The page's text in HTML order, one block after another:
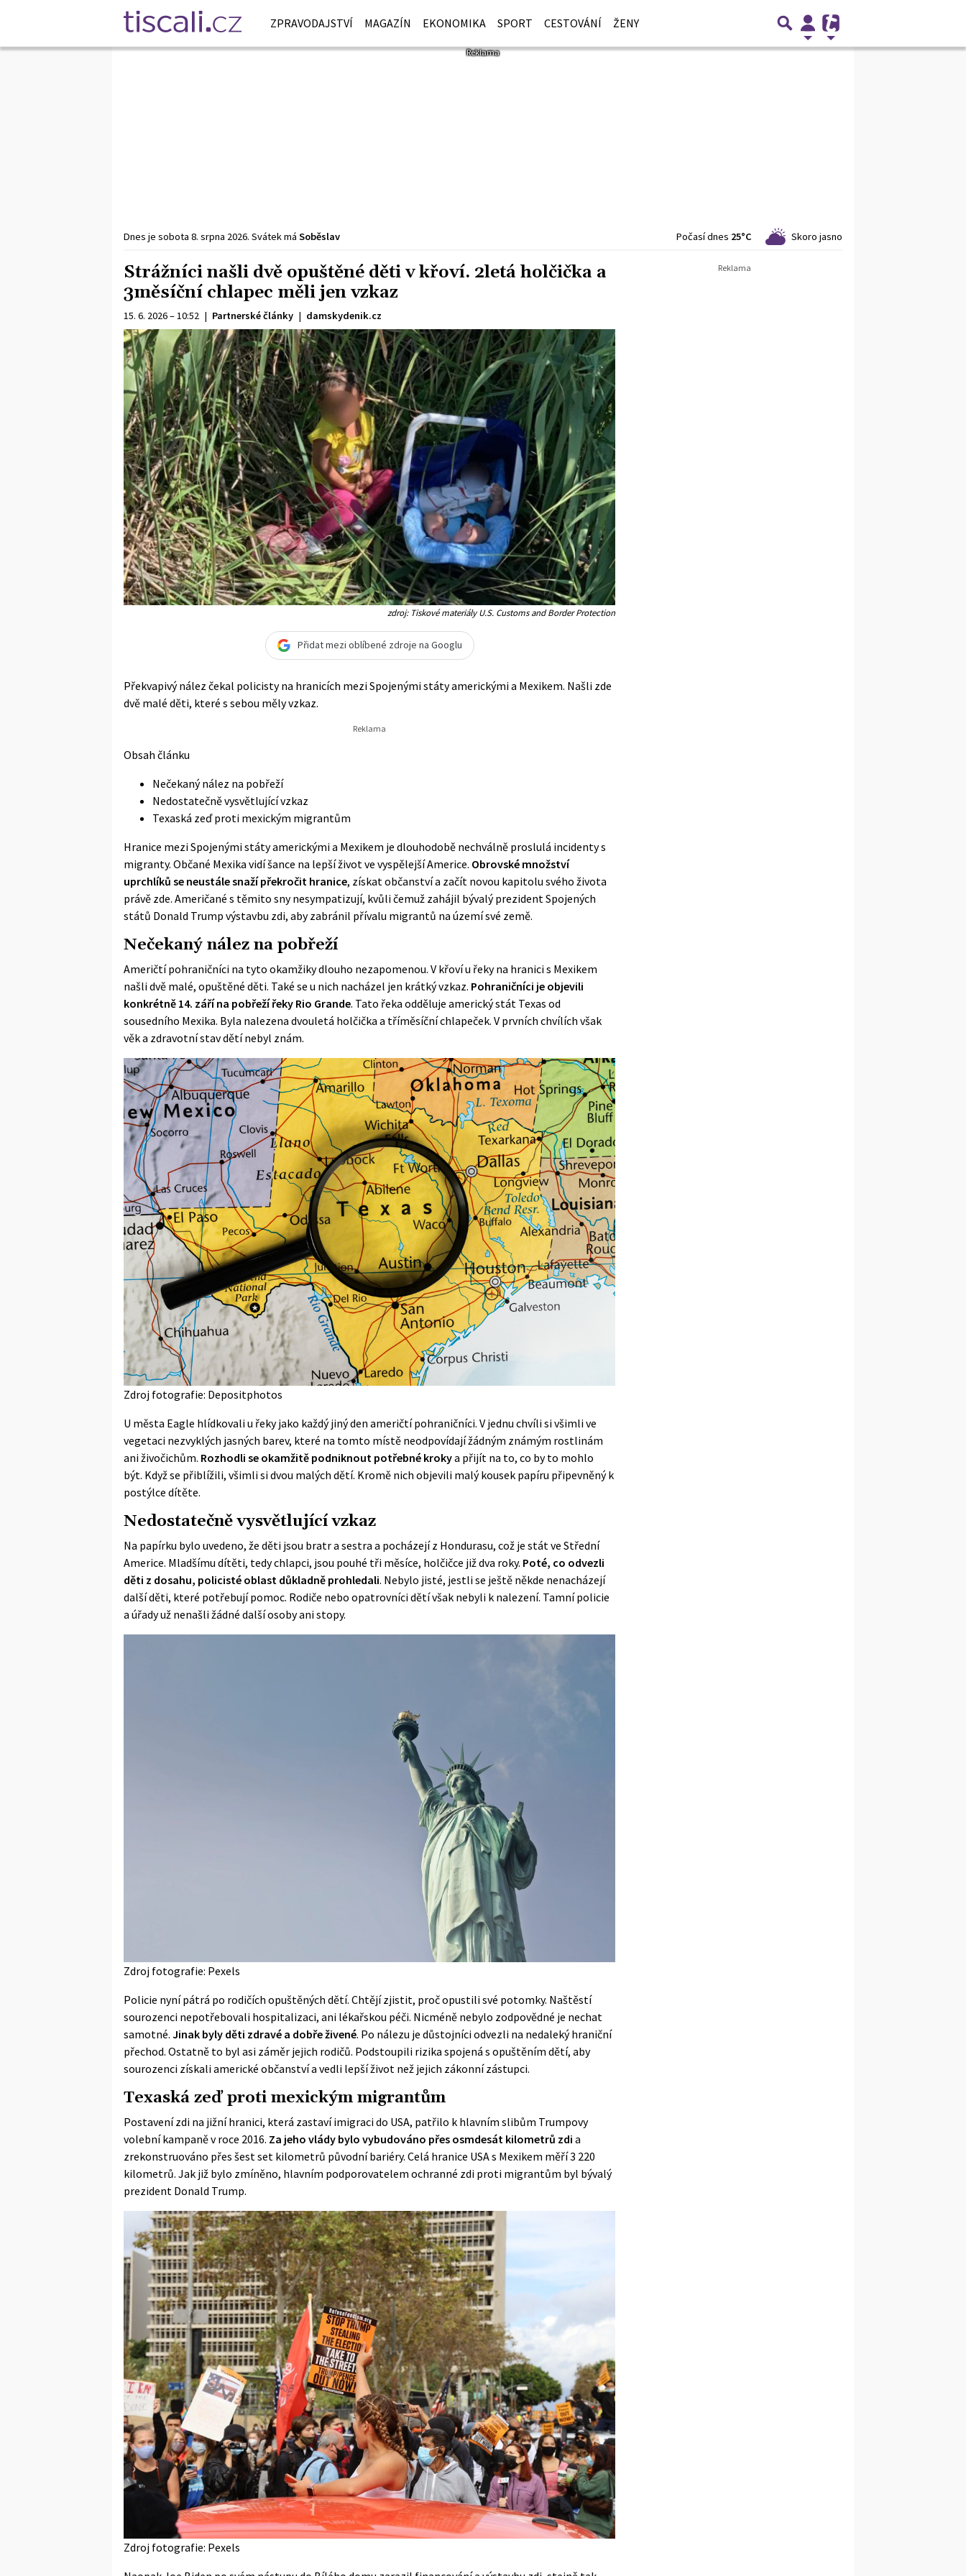
ZPRAVODAJSTVÍ MAGAZÍN EKONOMIKA SPORT CESTOVÁNÍ ŽENY
Dnes je sobota 8. srpna 2026. Svátek má Soběslav Počasí dnes 25°C Skoro jasno
Strážníci našli dvě opuštěné děti v křoví. 2letá holčička a
3měsíční chlapec měli jen vzkaz
15. 6. 2026 – 10:52 | Partnerské články | damskydenik.cz
zdroj: Tiskové materiály U.S. Customs and Border Protection
Přidat mezi oblíbené zdroje na Googlu
Překvapivý nález čekal policisty na hranicích mezi Spojenými státy americkými a Mexikem. Našli zde
dvě malé děti, které s sebou měly vzkaz.
Obsah článku
Nečekaný nález na pobřeží
Nedostatečně vysvětlující vzkaz
Texaská zeď proti mexickým migrantům
Hranice mezi Spojenými státy americkými a Mexikem je dlouhodobě nechválně proslulá incidenty s
migranty. Občané Mexika vidí šance na lepší život ve vyspělejší Americe. Obrovské množství
uprchlíků se neustále snaží překročit hranice, získat občanství a začít novou kapitolu svého života
právě zde. Američané s těmito sny nesympatizují, kvůli čemuž zahájil bývalý prezident Spojených
států Donald Trump výstavbu zdi, aby zabránil přívalu migrantů na území své země.
Nečekaný nález na pobřeží
Američtí pohraničníci na tyto okamžiky dlouho nezapomenou. V křoví u řeky na hranici s Mexikem
našli dvě malé, opuštěné děti. Také se u nich nacházel jen krátký vzkaz. Pohraničníci je objevili
konkrétně 14. září na pobřeží řeky Rio Grande. Tato řeka odděluje americký stát Texas od
sousedního Mexika. Byla nalezena dvouletá holčička a tříměsíční chlapeček. V prvních chvílích však
věk a zdravotní stav dětí nebyl znám.
Zdroj fotografie: Depositphotos
U města Eagle hlídkovali u řeky jako každý jiný den američtí pohraničníci. V jednu chvíli si všimli ve
vegetaci nezvyklých jasných barev, které na tomto místě neodpovídají žádným známým rostlinám
ani živočichům. Rozhodli se okamžitě podniknout potřebné krokya přijít na to, co by to mohlo
být. Když se přiblížili, všimli si dvou malých dětí. Kromě nich objevili malý kousek papíru připevněný k
postýlce dítěte.
Nedostatečně vysvětlující vzkaz
Na papírku bylo uvedeno, že děti jsou bratr a sestra a pocházejí z Hondurasu, což je stát ve Střední
Americe. Mladšímu dítěti, tedy chlapci, jsou pouhé tři měsíce, holčičce již dva roky. Poté, co odvezli
děti z dosahu, policisté oblast důkladně prohledali. Nebylo jisté, jestli se ještě někde nenacházejí
další děti, které potřebují pomoc. Rodiče nebo opatrovníci dětí však nebyli k nalezení. Tamní policie
a úřady už nenašli žádné další osoby ani stopy.
Zdroj fotografie: Pexels
Policie nyní pátrá po rodičích opuštěných dětí. Chtějí zjistit, proč opustili své potomky. Naštěstí
sourozenci nepotřebovali hospitalizaci, ani lékařskou péči. Nicméně nebylo zodpovědné je nechat
samotné. Jinak byly děti zdravé a dobře živené. Po nálezu je důstojníci odvezli na nedaleký hraniční
přechod. Ostatně to byl asi záměr jejich rodičů. Podstoupili rizika spojená s opuštěním dětí, aby
sourozenci získali americké občanství a vedli lepší život než jejich zákonní zástupci.
Texaská zeď proti mexickým migrantům
Postavení zdi na jižní hranici, která zastaví imigraci do USA, patřilo k hlavním slibům Trumpovy
volební kampaně v roce 2016. Za jeho vlády bylo vybudováno přes osmdesát kilometrů zdi a
zrekonstruováno přes šest set kilometrů původní bariéry. Celá hranice USA s Mexikem měří 3 220
kilometrů. Jak již bylo zmíněno, hlavním podporovatelem ochranné zdi proti migrantům byl bývalý
prezident Donald Trump.
Zdroj fotografie: Pexels